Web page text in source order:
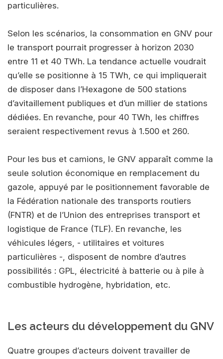
particulières.
Selon les scénarios, la consommation en GNV pour
le transport pourrait progresser à horizon 2030
entre 11 et 40 TWh. La tendance actuelle voudrait
qu’elle se positionne à 15 TWh, ce qui impliquerait
de disposer dans l’Hexagone de 500 stations
d’avitaillement publiques et d’un millier de stations
dédiées. En revanche, pour 40 TWh, les chiffres
seraient respectivement revus à 1.500 et 260.
Pour les bus et camions, le GNV apparaît comme la
seule solution économique en remplacement du
gazole, appuyé par le positionnement favorable de
la Fédération nationale des transports routiers
(FNTR) et de l’Union des entreprises transport et
logistique de France (TLF). En revanche, les
véhicules légers, - utilitaires et voitures
particulières -, disposent de nombre d’autres
possibilités : GPL, électricité à batterie ou à pile à
combustible hydrogène, hybridation, etc.
Les acteurs du développement du GNV
Quatre groupes d’acteurs doivent travailler de